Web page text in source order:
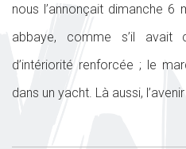
nous l’annonçait dimanche 6
abbaye, comme s’il avait
d’intériorité renforcée ; le
dans un yacht. Là aussi,